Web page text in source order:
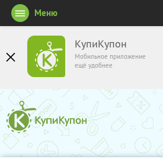
КупиКупон
Мобильное приложение
ещё удобнее
Меню